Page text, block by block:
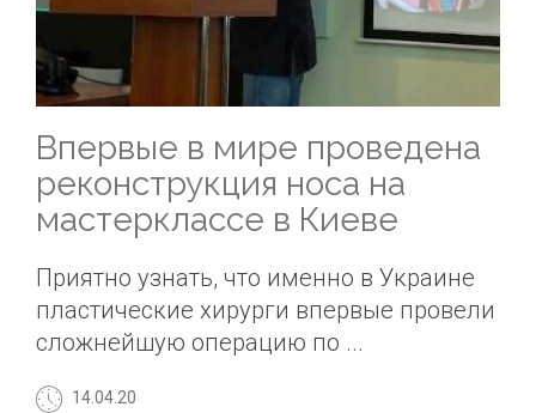
Впервые в мире проведена
реконструкция носа на
мастерклассе в Киеве
Приятно узнать, что именно в Украине
пластические хирурги впервые провели
сложнейшую операцию по ...
14.04.20